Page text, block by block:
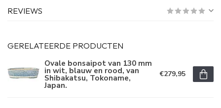
REVIEWS
GERELATEERDE PRODUCTEN
Ovale bonsaipot van 130 mm
in wit, blauw en rood, van
Shibakatsu, Tokoname,
Japan.
€279,95